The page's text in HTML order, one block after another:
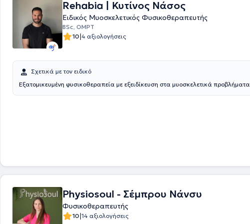
Rehabia | Κυτίνος Νάσος
Ειδικός Μυοσκελετικός Φυσικοθεραπευτής
BSc, OMPT
10|4 αξιολογήσεις
Σχετικά με τον ειδικό
Εξατομικευμένη φυσικοθεραπεία με εξειδίκευση στα μυοσκελετικά προβλήματα
Physiosoul - Σέμπρου Νάνσυ
Φυσικοθεραπευτής
10|14 αξιολογήσεις